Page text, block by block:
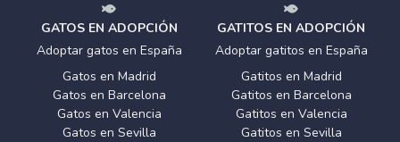
GATOS EN ADOPCIÓN
Adoptar gatos en España
Gatos en Madrid
Gatos en Barcelona
Gatos en Valencia
Gatos en Sevilla
GATITOS EN ADOPCIÓN
Adoptar gatitos en España
Gatitos en Madrid
Gatitos en Barcelona
Gatitos en Valencia
Gatitos en Sevilla